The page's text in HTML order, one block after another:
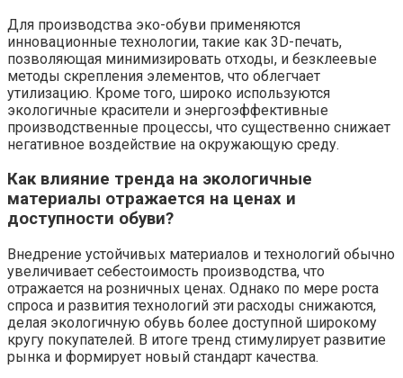
Для производства эко-обуви применяются
инновационные технологии, такие как 3D-печать,
позволяющая минимизировать отходы, и безклеевые
методы скрепления элементов, что облегчает
утилизацию. Кроме того, широко используются
экологичные красители и энергоэффективные
производственные процессы, что существенно снижает
негативное воздействие на окружающую среду.
Как влияние тренда на экологичные
материалы отражается на ценах и
доступности обуви?
Внедрение устойчивых материалов и технологий обычно
увеличивает себестоимость производства, что
отражается на розничных ценах. Однако по мере роста
спроса и развития технологий эти расходы снижаются,
делая экологичную обувь более доступной широкому
кругу покупателей. В итоге тренд стимулирует развитие
рынка и формирует новый стандарт качества.